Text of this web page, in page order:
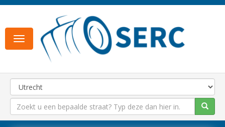
Toggle
navigation